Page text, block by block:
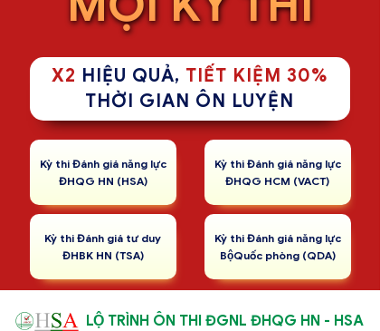
LỘ TRÌNH ÔN THI ĐGNL ĐHQG HN - HSA
X2 HIỆU QUẢ, TIẾT KIỆM 30%
THỜI GIAN ÔN LUYỆN
Kỳ thi Đánh giá năng lực
ĐHQG HN (HSA)
Kỳ thi Đánh giá năng lực
ĐHQG HCM (VACT)
Kỳ thi Đánh giá tư duy
ĐHBK HN (TSA)
Kỳ thi Đánh giá năng lực
BộQuốc phòng (QDA)